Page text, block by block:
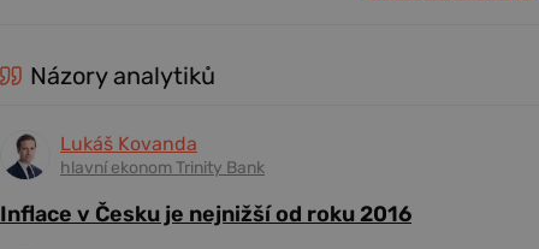
Názory analytiků
Lukáš Kovanda
hlavní ekonom Trinity Bank
Inflace v Česku je nejnižší od roku 2016